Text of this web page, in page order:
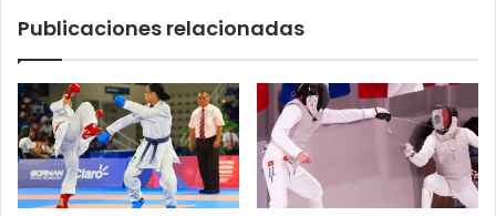
Publicaciones relacionadas